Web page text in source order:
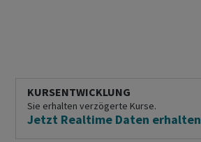
KURSENTWICKLUNG
Sie erhalten verzögerte Kurse.
Jetzt Realtime Daten erhalten